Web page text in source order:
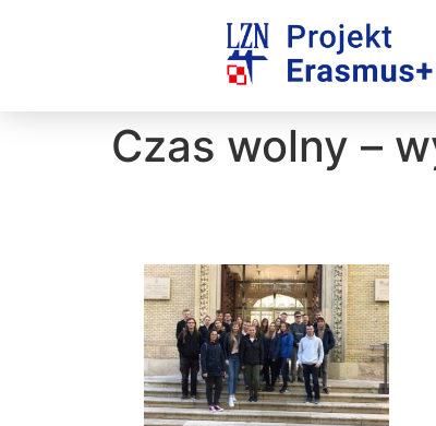
Czas wolny –